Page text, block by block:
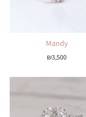
Mandy
₪3,500